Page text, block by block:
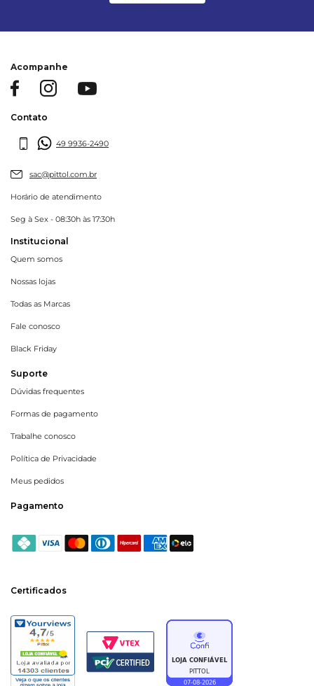
Acompanhe
Contato
49 9936-2490
sac@pittol.com.br
Horário de atendimento
Seg à Sex - 08:30h às 17:30h
Institucional
Quem somos
Nossas lojas
Todas as Marcas
Fale conosco
Black Friday
Suporte
Dúvidas frequentes
Formas de pagamento
Trabalhe conosco
Política de Privacidade
Meus pedidos
Pagamento
Certificados